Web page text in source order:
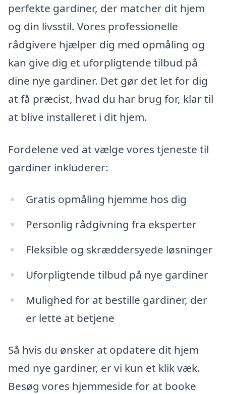
perfekte gardiner, der matcher dit hjem
og din livsstil. Vores professionelle
rådgivere hjælper dig med opmåling og
kan give dig et uforpligtende tilbud på
dine nye gardiner. Det gør det let for dig
at få præcist, hvad du har brug for, klar til
at blive installeret i dit hjem.
Fordelene ved at vælge vores tjeneste til
gardiner inkluderer:
Gratis opmåling hjemme hos dig
Personlig rådgivning fra eksperter
Fleksible og skræddersyede løsninger
Uforpligtende tilbud på nye gardiner
Mulighed for at bestille gardiner, der
er lette at betjene
Så hvis du ønsker at opdatere dit hjem
med nye gardiner, er vi kun et klik væk.
Besøg vores hjemmeside for at booke